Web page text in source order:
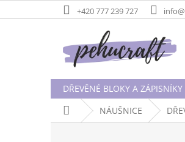
na
+420 777 239 727
DŘEVĚNÉ BLOKY A ZÁPISNÍKY
Domů NÁUŠNICE